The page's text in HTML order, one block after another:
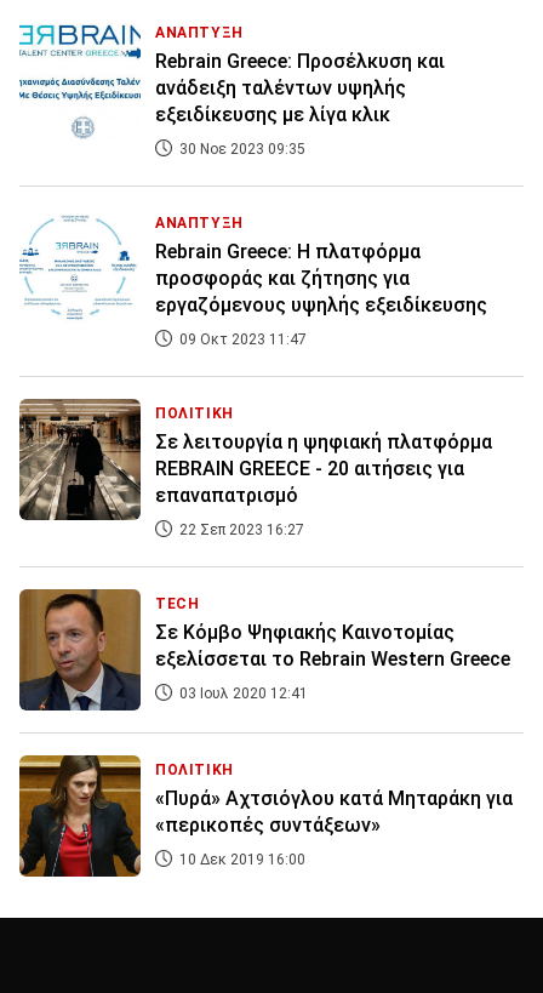
ΑΝΑΠΤΥΞΗ
Rebrain Greece: Προσέλκυση και
ανάδειξη ταλέντων υψηλής
εξειδίκευσης με λίγα κλικ
30 Νοε 2023 09:35
ΑΝΑΠΤΥΞΗ
Rebrain Greece: Η πλατφόρμα
προσφοράς και ζήτησης για
εργαζόμενους υψηλής εξειδίκευσης
09 Οκτ 2023 11:47
ΠΟΛΙΤΙΚΗ
Σε λειτουργία η ψηφιακή πλατφόρμα
REBRAIN GREECE - 20 αιτήσεις για
επαναπατρισμό
22 Σεπ 2023 16:27
TECH
Σε Κόμβο Ψηφιακής Καινοτομίας
εξελίσσεται το Rebrain Western Greece
03 Ιουλ 2020 12:41
ΠΟΛΙΤΙΚΗ
«Πυρά» Αχτσιόγλου κατά Μηταράκη για
«περικοπές συντάξεων»
10 Δεκ 2019 16:00